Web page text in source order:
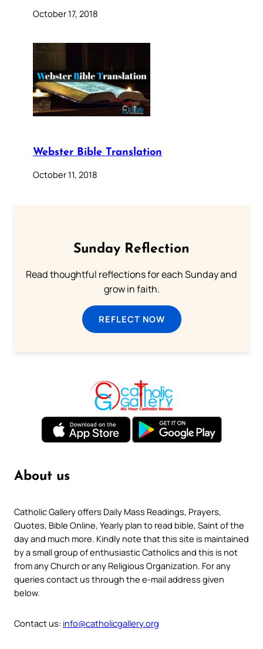
October 17, 2018
Webster Bible Translation
October 11, 2018
Sunday Reflection
Read thoughtful reflections for each Sunday and
grow in faith.
REFLECT NOW
About us
Catholic Gallery offers Daily Mass Readings, Prayers,
Quotes, Bible Online, Yearly plan to read bible, Saint of the
day and much more. Kindly note that this site is maintained
by a small group of enthusiastic Catholics and this is not
from any Church or any Religious Organization. For any
queries contact us through the e-mail address given
below.
Contact us: info@catholicgallery.org